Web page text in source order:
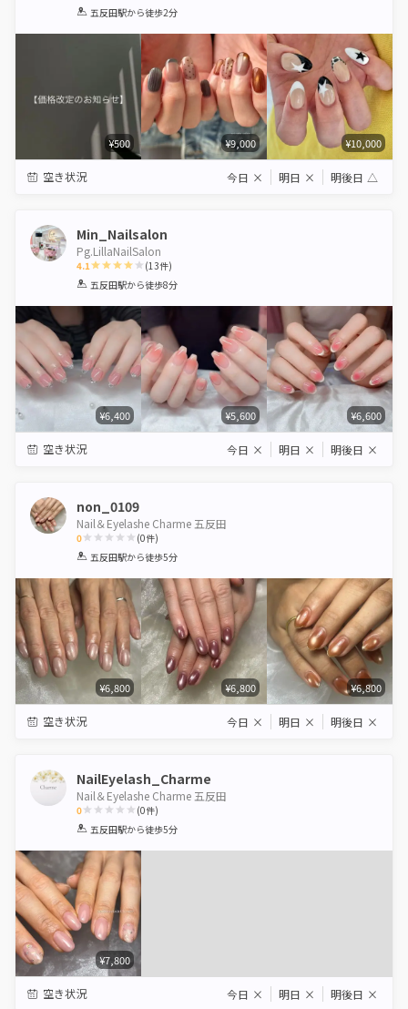
1 2 3 4 5
五反田駅から徒歩2分
¥500 ¥9,000 ¥10,000
空き状況 今日 × 明日 × 明後日 △
Min_Nailsalon
Pg.LillaNailSalon
4.1
1 2 3 4 5
(13件)
五反田駅から徒歩8分
¥6,400 ¥5,600 ¥6,600
空き状況 今日 × 明日 × 明後日 ×
non_0109
Nail＆Eyelashe Charme 五反田
0
1 2 3 4 5
(0件)
五反田駅から徒歩5分
¥6,800 ¥6,800 ¥6,800
空き状況 今日 × 明日 × 明後日 ×
NailEyelash_Charme
Nail＆Eyelashe Charme 五反田
0
1 2 3 4 5
(0件)
五反田駅から徒歩5分
¥7,800
空き状況 今日 × 明日 × 明後日 ×